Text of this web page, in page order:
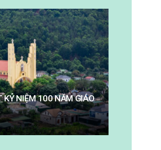
KỶ NIỆM 100 NĂM GIÁO